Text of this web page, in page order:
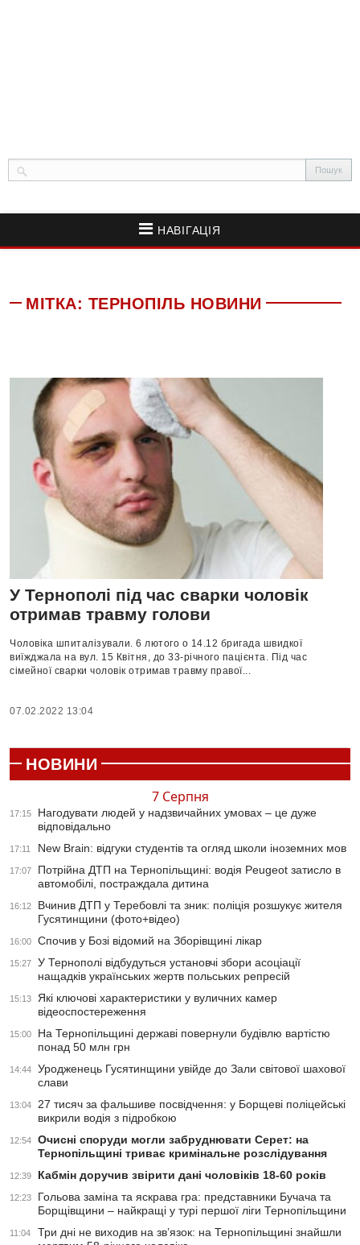
НАВІГАЦІЯ
МІТКА: ТЕРНОПІЛЬ НОВИНИ
У Тернополі під час сварки чоловік
отримав травму голови
Чоловіка шпиталізували. 6 лютого о 14.12 бригада швидкої
виїжджала на вул. 15 Квітня, до 33-річного пацієнта. Під час
сімейної сварки чоловік отримав травму правої...
07.02.2022 13:04
НОВИНИ
7 Серпня
17:15
Нагодувати людей у надзвичайних умовах – це дуже
відповідально
17:11 New Brain: відгуки студентів та огляд школи іноземних мов
17:07
Потрійна ДТП на Тернопільщині: водія Peugeot затисло в
автомобілі, постраждала дитина
16:12
Вчинив ДТП у Теребовлі та зник: поліція розшукує жителя
Гусятинщини (фото+відео)
16:00 Спочив у Бозі відомий на Зборівщині лікар
15:27
У Тернополі відбудуться установчі збори асоціації
нащадків українських жертв польських репресій
15:13
Які ключові характеристики у вуличних камер
відеоспостереження
15:00
На Тернопільщині державі повернули будівлю вартістю
понад 50 млн грн
14:44
Уродженець Гусятинщини увійде до Зали світової шахової
слави
13:04
27 тисяч за фальшиве посвідчення: у Борщеві поліцейські
викрили водія з підробкою
12:54
Очисні споруди могли забруднювати Серет: на
Тернопільщині триває кримінальне розслідування
12:39 Кабмін доручив звірити дані чоловіків 18-60 років
12:23
Гольова заміна та яскрава гра: представники Бучача та
Борщівщини – найкращі у турі першої ліги Тернопільщини
11:04
Три дні не виходив на зв’язок: на Тернопільщині знайшли